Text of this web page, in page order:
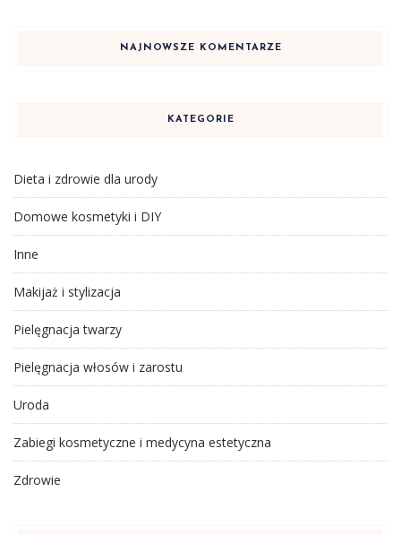
NAJNOWSZE KOMENTARZE
KATEGORIE
Dieta i zdrowie dla urody
Domowe kosmetyki i DIY
Inne
Makijaż i stylizacja
Pielęgnacja twarzy
Pielęgnacja włosów i zarostu
Uroda
Zabiegi kosmetyczne i medycyna estetyczna
Zdrowie